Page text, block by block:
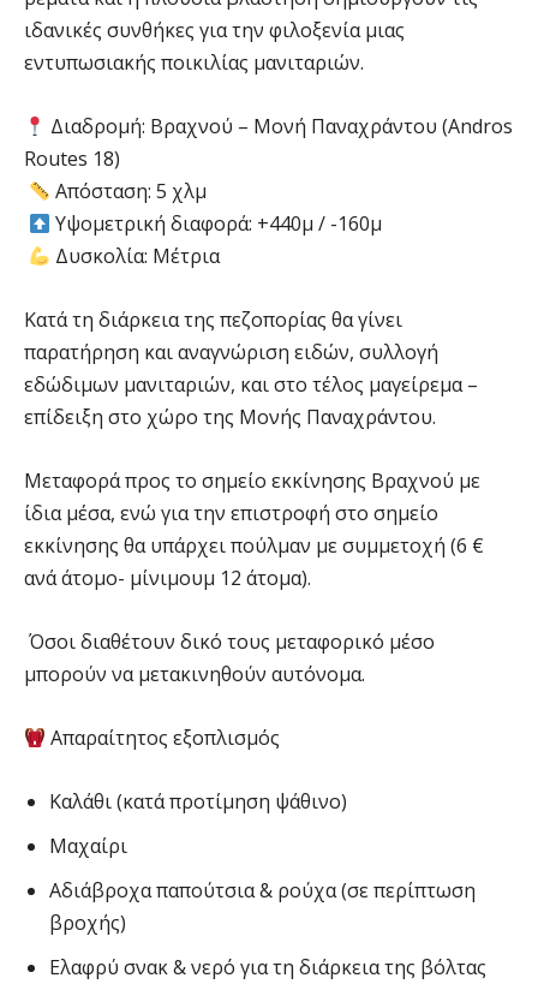
ιδανικές συνθήκες για την φιλοξενία μιας
εντυπωσιακής ποικιλίας μανιταριών.
Διαδρομή: Βραχνού – Μονή Παναχράντου (Andros
Routes 18)
Απόσταση: 5 χλμ
Υψομετρική διαφορά: +440μ / -160μ
Δυσκολία: Μέτρια
Κατά τη διάρκεια της πεζοπορίας θα γίνει
παρατήρηση και αναγνώριση ειδών, συλλογή
εδώδιμων μανιταριών, και στο τέλος μαγείρεμα –
επίδειξη στο χώρο της Μονής Παναχράντου.
Μεταφορά προς το σημείο εκκίνησης Βραχνού με
ίδια μέσα, ενώ για την επιστροφή στο σημείο
εκκίνησης θα υπάρχει πούλμαν με συμμετοχή (6 €
ανά άτομο- μίνιμουμ 12 άτομα).
Όσοι διαθέτουν δικό τους μεταφορικό μέσο
μπορούν να μετακινηθούν αυτόνομα.
Απαραίτητος εξοπλισμός
Καλάθι (κατά προτίμηση ψάθινο)
Μαχαίρι
Αδιάβροχα παπούτσια & ρούχα (σε περίπτωση
βροχής)
Ελαφρύ σνακ & νερό για τη διάρκεια της βόλτας